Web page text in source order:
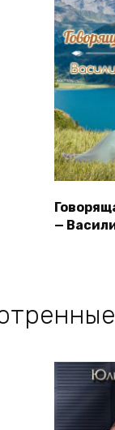
—